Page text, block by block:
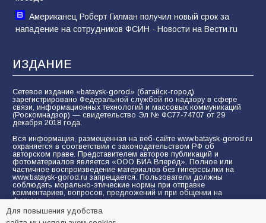
Американец Роберт Гилман получил новый срок за
нападение на сотрудников ФСИН - Новости на Вести.ru
ИЗДАНИЕ
Сетевое издание «bataysk-gorod» (батайск-город)
зарегистрировано Федеральной службой по надзору в сфере
связи, информационных технологий и массовых коммуникаций
(Роскомнадзор) — свидетельство Эл № ФС77-74707 от 29
декабря 2018 года.
Вся информация, размещенная на веб-сайте www.bataysk-gorod.ru
охраняется в соответствии с законодательством РФ об
авторском праве. Представителем авторов публикаций и
фотоматериалов является «ООО БИА Вперёд». Полное или
частичное воспроизведение материалов без гиперссылки на
www.bataysk-gorod.ru запрещается. Пользователи должны
соблюдать морально-этические нормы при отправке
комментариев, вопросов, предложений и при общении на
форуме.
Политика конфиденциальности и защиты информации
Для повышения удобства